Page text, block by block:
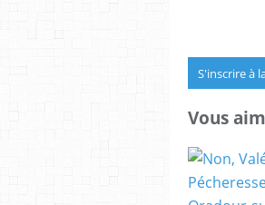
S'inscrire à
Vous